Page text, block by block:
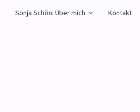
Sonja Schön: Über mich Kontakt